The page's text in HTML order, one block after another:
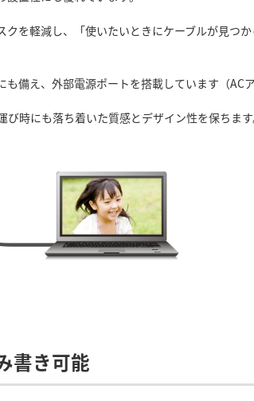
を軽減し、「使いたいときにケーブルが見つ
備え、外部電源ポートを搭載しています（AC
時にも落ち着いた質感とデザイン性を保ちます
書き可能